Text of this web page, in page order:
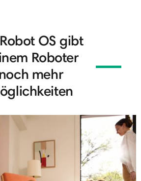
OS gibt
Roboter
mehr